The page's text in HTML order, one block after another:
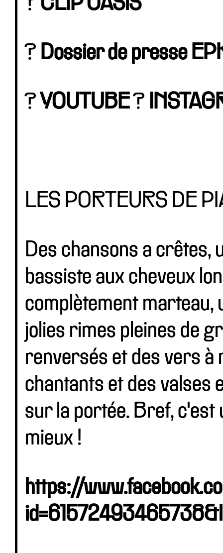
? Dossier de presse
? YOUTUBE?
LES PORTEURS DE
Des chansons a crêtes,
bassiste aux cheveux
complètement marteau,
jolies rimes pleines de
renversés et des vers à
chantants et des valses
sur la portée. Bref, c'est
mieux !
https://